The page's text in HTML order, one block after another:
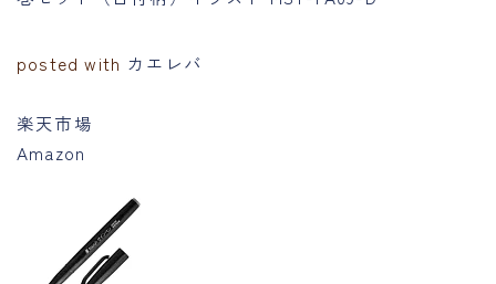
posted with カエレバ
楽天市場
Amazon